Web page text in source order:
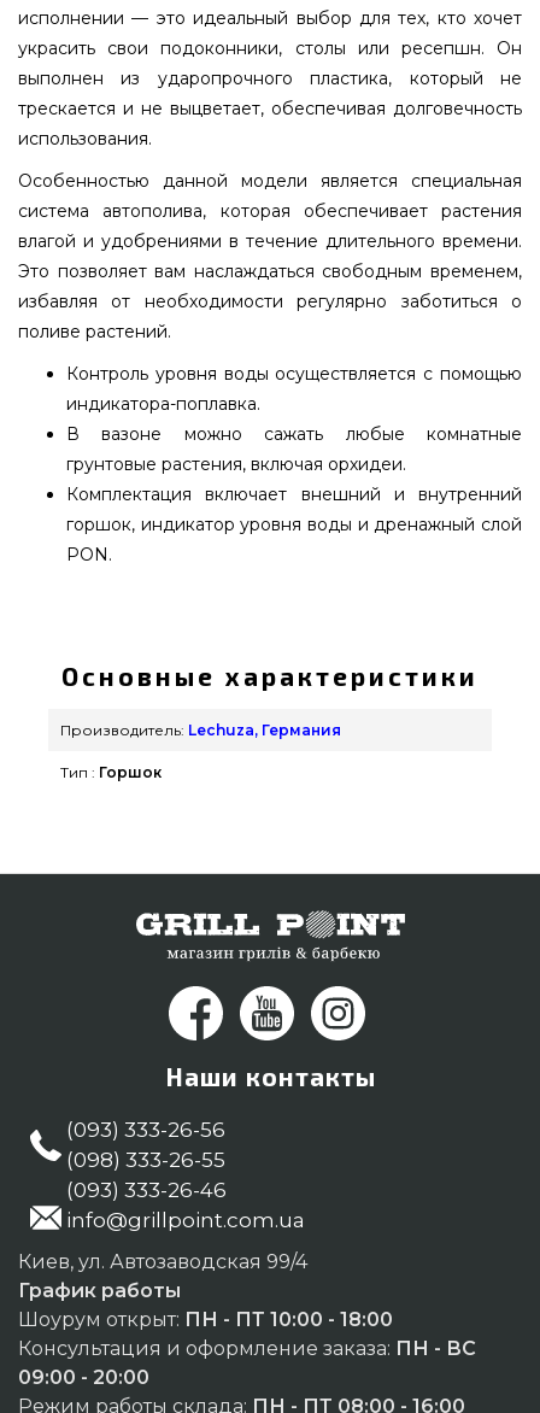
исполнении — это идеальный выбор для тех, кто хочет
украсить свои подоконники, столы или ресепшн. Он
выполнен из ударопрочного пластика, который не
трескается и не выцветает, обеспечивая долговечность
использования.
Особенностью данной модели является специальная
система автополива, которая обеспечивает растения
влагой и удобрениями в течение длительного времени.
Это позволяет вам наслаждаться свободным временем,
избавляя от необходимости регулярно заботиться о
поливе растений.
Контроль уровня воды осуществляется с помощью
индикатора-поплавка.
В вазоне можно сажать любые комнатные
грунтовые растения, включая орхидеи.
Комплектация включает внешний и внутренний
горшок, индикатор уровня воды и дренажный слой
PON.
популярного бренда Lechuza, Германия по
доступной стоимости всего 2 689 грн. в
интернет каталоге грилей и аксессуаров
Вазоны и горшки для цветов в каталоге
334-76-95 и мы поможем выбрать покупателям
Основные характеристики
Производитель: Lechuza, Германия
Тип : Горшок
Наши контакты
(093) 333-26-56
(098) 333-26-55
(093) 333-26-46
info@grillpoint.com.ua
Киев, ул. Автозаводская 99/4
График работы
Шоурум открыт: ПН - ПТ 10:00 - 18:00
Консультация и оформление заказа: ПН - ВС
09:00 - 20:00
Режим работы склада: ПН - ПТ 08:00 - 16:00